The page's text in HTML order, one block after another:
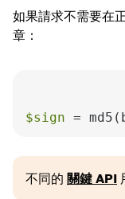
如果請求不需要在
章：
$sign =
不同的 關鍵 API